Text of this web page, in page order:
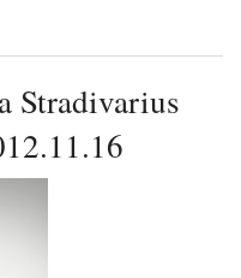
Stradivarius